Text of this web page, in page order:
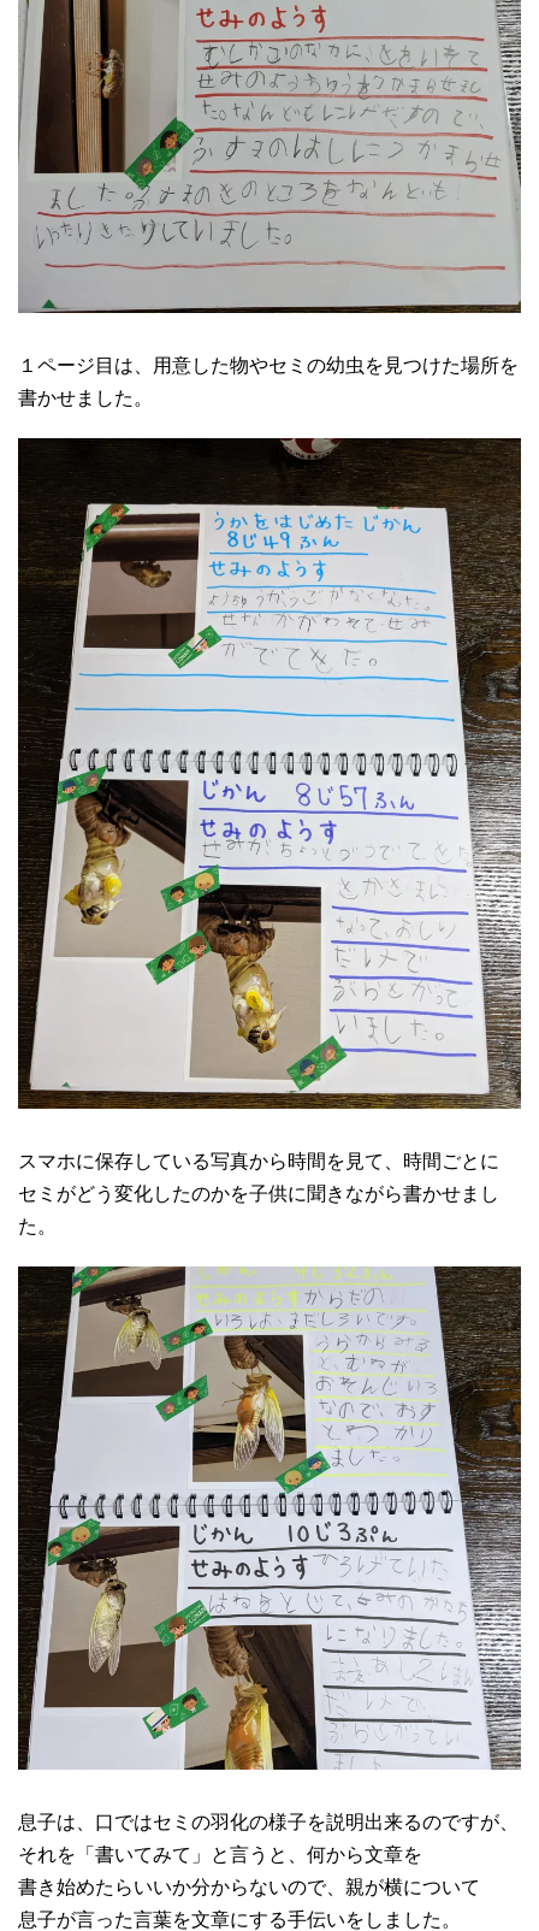
１ページ目は、用意した物やセミの幼虫を見つけた場所を
書かせました。
スマホに保存している写真から時間を見て、時間ごとに
セミがどう変化したのかを子供に聞きながら書かせまし
た。
息子は、口ではセミの羽化の様子を説明出来るのですが、
それを「書いてみて」と言うと、何から文章を
書き始めたらいいか分からないので、親が横について
息子が言った言葉を文章にする手伝いをしました。